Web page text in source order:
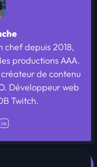
chef depuis 2018,
productions AAA.
de contenu
Développeur web
Twitch.